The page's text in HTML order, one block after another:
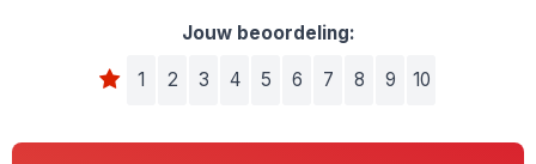
Jouw beoordeling:
1 2 3 4 5 6 7 8 9 10